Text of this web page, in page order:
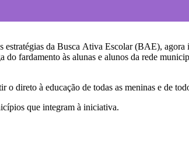
estratégias da Busca Ativa Escolar (BAE),
do fardamento às alunas e alunos da rede
direto à educação de todas as meninas e de
que integram à iniciativa.